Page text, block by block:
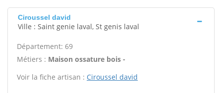
Ciroussel david
Ville : Saint genie laval, St genis laval
Département: 69
Métiers : Maison ossature bois -
Voir la fiche artisan : Ciroussel david